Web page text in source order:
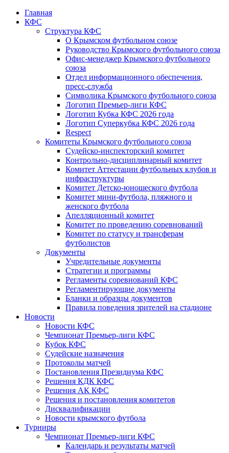
Главная
КФС
Структура КФС
О Крымском футбольном союзе
Руководство Крымского футбольного союза
Офис-менеджер Крымского футбольного
союза
Отдел информационного обеспечения,
пресс-служба
Символика Крымского футбольного союза
Логотип Премьер-лиги КФС
Логотип Кубка КФС 2026 года
Логотип Суперкубка КФС 2026 года
Respect
Комитеты Крымского футбольного союза
Судейско-инспекторский комитет
Контрольно-дисциплинарный комитет
Комитет Аттестации футбольных клубов и
инфраструктуры
Комитет Детско-юношеского футбола
Комитет мини-футбола, пляжного и
женского футбола
Апелляционный комитет
Комитет по проведению соревнований
Комитет по статусу и трансферам
футболистов
Документы
Учредительные документы
Стратегии и программы
Регламенты соревнований КФС
Регламентирующие документы
Бланки и образцы документов
Правила поведения зрителей на стадионе
Новости
Новости КФС
Чемпионат Премьер-лиги КФС
Кубок КФС
Судейские назначения
Протоколы матчей
Постановления Президиума КФС
Решения КДК КФС
Решения АК КФС
Решения и постановления комитетов
Дисквалификации
Новости крымского футбола
Турниры
Чемпионат Премьер-лиги КФС
Календарь и результаты матчей